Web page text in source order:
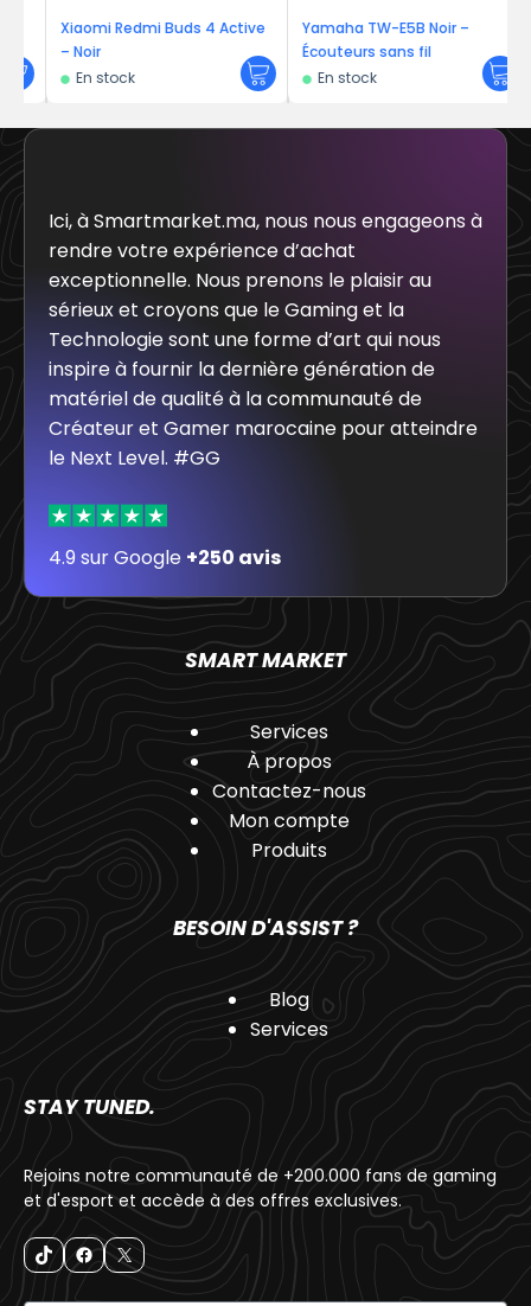
Xiaomi Redmi Buds 4 Active
– Noir
En stock
Yamaha TW-E5B Noir –
Écouteurs sans fil
En stock
Ici, à Smartmarket.ma, nous nous engageons à
rendre votre expérience d’achat
exceptionnelle. Nous prenons le plaisir au
sérieux et croyons que le Gaming et la
Technologie sont une forme d’art qui nous
inspire à fournir la dernière génération de
matériel de qualité à la communauté de
Créateur et Gamer marocaine pour atteindre
le Next Level. #GG
4.9 sur Google +250 avis
SMART MARKET
Services
À propos
Contactez-nous
Mon compte
Produits
BESOIN D'ASSIST ?
Blog
Services
STAY TUNED.
Rejoins notre communauté de +200.000 fans de gaming
et d'esport et accède à des offres exclusives.